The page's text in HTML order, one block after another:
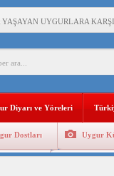
YAŞAYAN UYGURLARA
UYGULAMALARI
DOÇ.DR.KAAN : DOĞU
ÖVEN DİYANET
Diyarı ve Yöreleri
Dostları Uygur